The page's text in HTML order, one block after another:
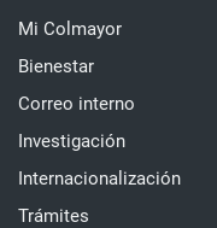
Mi Colmayor
Bienestar
Correo interno
Investigación
Internacionalización
Trámites